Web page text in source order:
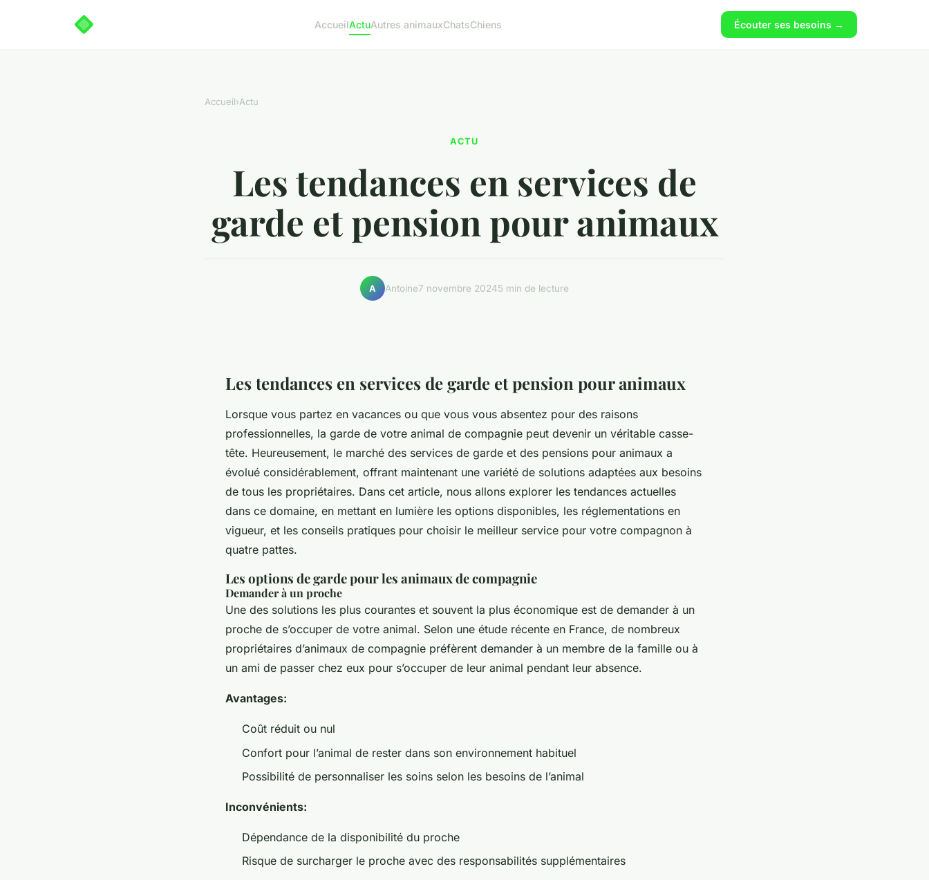
AccueilActuAutres animauxChatsChiens Écouter ses besoins →
Accueil›Actu
ACTU
Les tendances en services de
garde et pension pour animaux
A Antoine7 novembre 20245 min de lecture
Les tendances en services de garde et pension pour animaux
Lorsque vous partez en vacances ou que vous vous absentez pour des raisons
professionnelles, la garde de votre animal de compagnie peut devenir un véritable casse-
tête. Heureusement, le marché des services de garde et des pensions pour animaux a
évolué considérablement, offrant maintenant une variété de solutions adaptées aux besoins
de tous les propriétaires. Dans cet article, nous allons explorer les tendances actuelles
dans ce domaine, en mettant en lumière les options disponibles, les réglementations en
vigueur, et les conseils pratiques pour choisir le meilleur service pour votre compagnon à
quatre pattes.
Les options de garde pour les animaux de compagnie
Demander à un proche
Une des solutions les plus courantes et souvent la plus économique est de demander à un
proche de s’occuper de votre animal. Selon une étude récente en France, de nombreux
propriétaires d’animaux de compagnie préfèrent demander à un membre de la famille ou à
un ami de passer chez eux pour s’occuper de leur animal pendant leur absence.
Avantages:
Coût réduit ou nul
Confort pour l’animal de rester dans son environnement habituel
Possibilité de personnaliser les soins selon les besoins de l’animal
Inconvénients:
Dépendance de la disponibilité du proche
Risque de surcharger le proche avec des responsabilités supplémentaires